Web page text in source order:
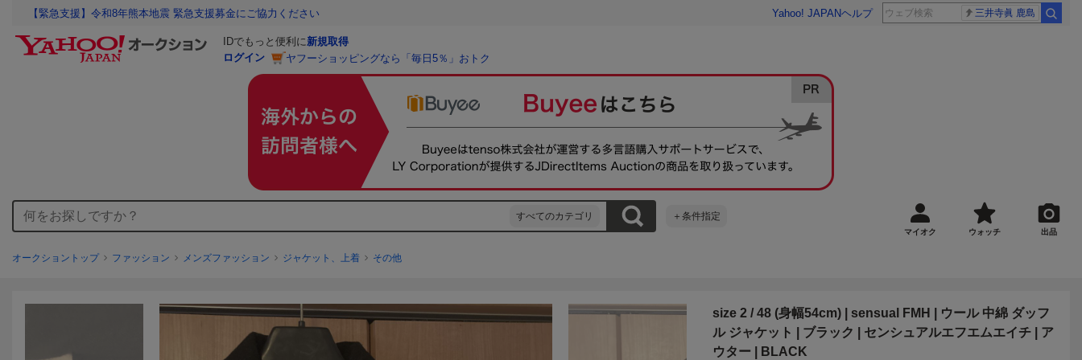
【緊急支援】令和8年熊本地震 緊急支援募金にご協力ください Yahoo! JAPANヘルプ 三井寺眞 鹿島
IDでもっと便利に新規取得
ログイン
ヤフーショッピングなら「毎日5％」おトク
すべてのカテゴリ ＋条件指定
マイオク ウォッチ 出品
オークショントップ ファッション メンズファッション ジャケット、上着 その他
size 2 / 48 (身幅54cm) | sensual FMH | ウール 中綿 ダッフ
ル ジャケット | ブラック | センシュアルエフエムエイチ | ア
ウター | BLACK